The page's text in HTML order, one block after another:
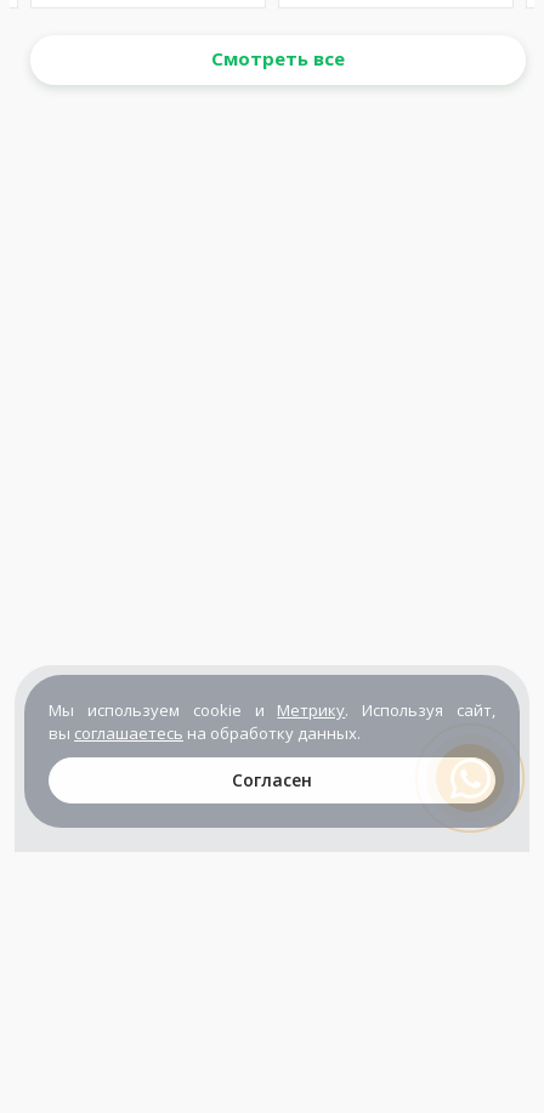
Смотреть все
Мы используем cookie и Метрику. Используя сайт,
вы соглашаетесь на обработку данных.
Согласен